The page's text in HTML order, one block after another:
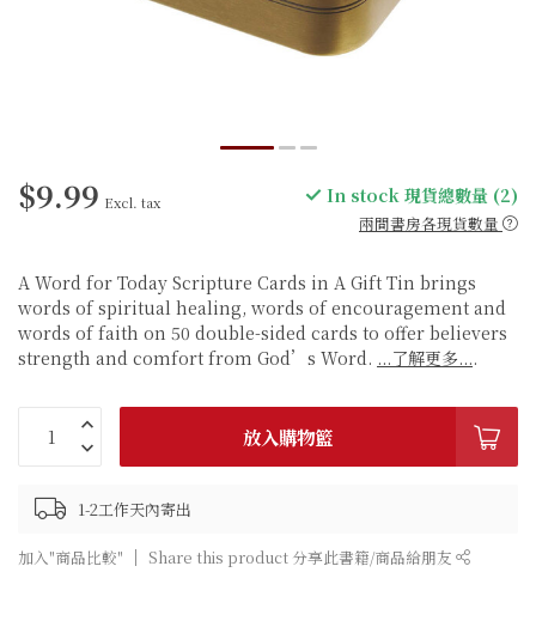
$9.99 Excl. tax In stock 現貨總數量 (2)
兩間書房各現貨數量
A Word for Today Scripture Cards in A Gift Tin brings
words of spiritual healing, words of encouragement and
words of faith on 50 double-sided cards to offer believers
strength and comfort from God’s Word. ...了解更多....
放入購物籃
1-2工作天內寄出
加入"商品比較" Share this product 分享此書籍/商品給朋友